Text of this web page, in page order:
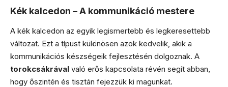
Kék kalcedon – A kommunikáció mestere
A kék kalcedon az egyik legismertebb és legkeresettebb
változat. Ezt a típust különösen azok kedvelik, akik a
kommunikációs készségeik fejlesztésén dolgoznak. A
torokcsákrával való erős kapcsolata révén segít abban,
hogy őszintén és tisztán fejezzük ki magunkat.